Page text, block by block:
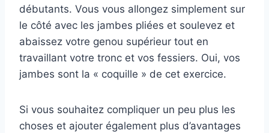
débutants. Vous vous allongez simplement sur
le côté avec les jambes pliées et soulevez et
abaissez votre genou supérieur tout en
travaillant votre tronc et vos fessiers. Oui, vos
jambes sont la « coquille » de cet exercice.
Si vous souhaitez compliquer un peu plus les
choses et ajouter également plus d’avantages